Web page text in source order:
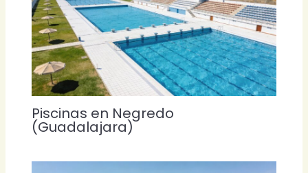
Piscinas en Negredo
(Guadalajara)